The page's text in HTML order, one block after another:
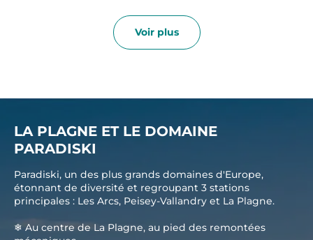
Voir plus
LA PLAGNE ET LE DOMAINE
PARADISKI
Paradiski, un des plus grands domaines d'Europe,
étonnant de diversité et regroupant 3 stations
principales : Les Arcs, Peisey-Vallandry et La Plagne.
❄ Au centre de La Plagne, au pied des remontées